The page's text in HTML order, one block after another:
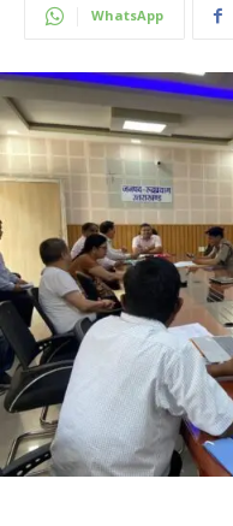
WhatsApp